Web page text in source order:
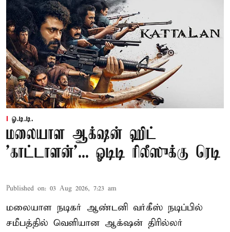
ஓ.டி.டி.
மலையாள ஆக்‌ஷன் ஹிட்
'காட்டாளன்'... ஓடிடி ரிலீஸுக்கு ரெடி
Published on: 03 Aug 2026, 7:23 am
மலையாள நடிகர் ஆண்டனி வர்கீஸ் நடிப்பில்
சமீபத்தில் வெளியான ஆக்‌ஷன் திரில்லர்